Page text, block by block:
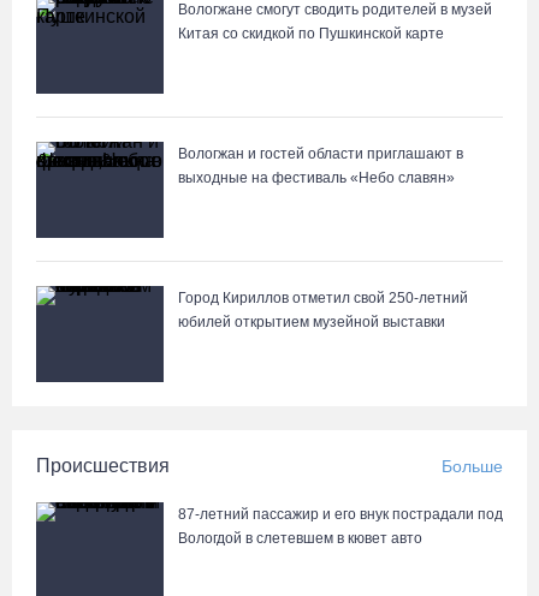
06.08.26 / 16:12
06.08.26 / 15:42
Вологжане смогут сводить родителей в музей
Китая со скидкой по Пушкинской карте
Вологжан и гостей области приглашают в
выходные на фестиваль «Небо славян»
Город Кириллов отметил свой 250-летний
юбилей открытием музейной выставки
Происшествия Больше
87-летний пассажир и его внук пострадали под
Вологдой в слетевшем в кювет авто